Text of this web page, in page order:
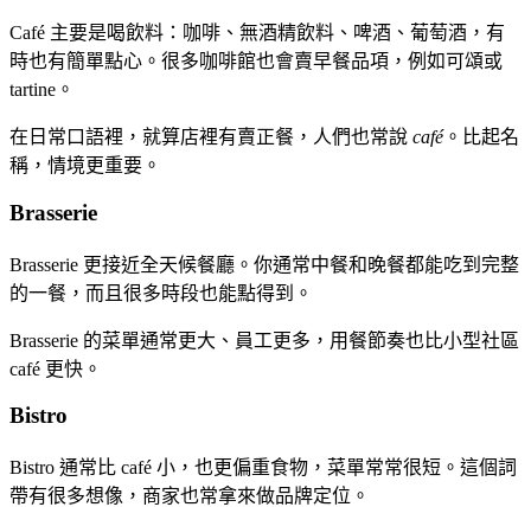
Café 主要是喝飲料：咖啡、無酒精飲料、啤酒、葡萄酒，有
時也有簡單點心。很多咖啡館也會賣早餐品項，例如可頌或
tartine。
在日常口語裡，就算店裡有賣正餐，人們也常說 café。比起名
稱，情境更重要。
Brasserie
Brasserie 更接近全天候餐廳。你通常中餐和晚餐都能吃到完整
的一餐，而且很多時段也能點得到。
Brasserie 的菜單通常更大、員工更多，用餐節奏也比小型社區
café 更快。
Bistro
Bistro 通常比 café 小，也更偏重食物，菜單常常很短。這個詞
帶有很多想像，商家也常拿來做品牌定位。